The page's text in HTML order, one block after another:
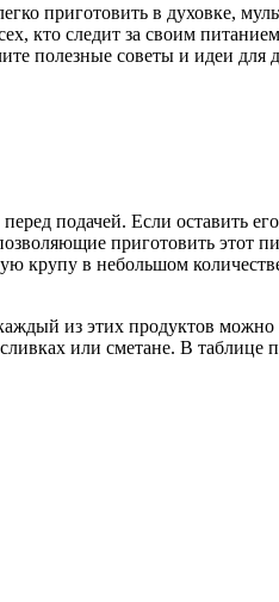
приготовить в духовке,
кто следит за своим
полезные советы и идеи для
подачей. Если оставить
приготовить этот
в небольшом
из этих продуктов можно
или сметане. В таблице